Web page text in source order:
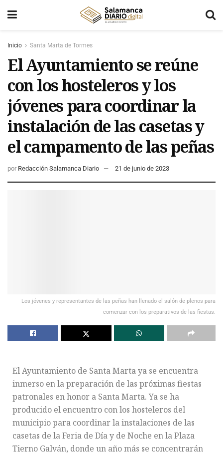
Inicio Santa Marta de Tormes
El Ayuntamiento se reúne
con los hosteleros y los
jóvenes para coordinar la
instalación de las casetas y
el campamento de las peñas
por Redacción Salamanca Diario 21 de junio de 2023
Los jóvenes y representantes de las peñas han llenado el salón de plenos para
comenzar con los preparativos de las fiestas.
El Ayuntamiento de Santa Marta ya se encuentra
inmerso en la preparación de las próximas fiestas
patronales en honor a Santa Marta. Ya se ha
producido el encuentro con los hosteleros del
municipio para coordinar la instalaciones de las
casetas de la Feria de Día y de Noche en la Plaza
Tierno Galván, donde un año más se concentrarán